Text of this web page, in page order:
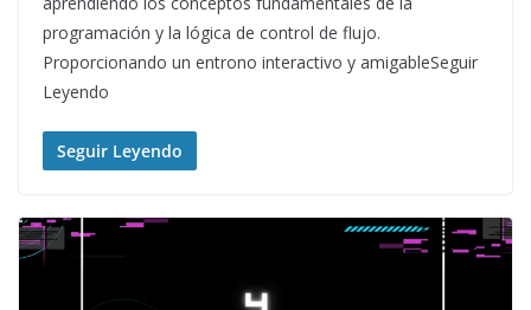
programación y la lógica de control de flujo.
Proporcionando un entrono interactivo y amigableSeguir
Leyendo
Seguir Leyendo